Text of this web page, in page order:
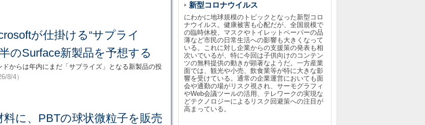
が仕掛ける“サプライ
のSurface新製品を予想する
からは年内にまだ「サプライズ」となる新製品の投
8/4）
に、PBTの球状微粒子を販売
新型コロナウイルス
にわかに地球規模のトピックとなった新型コロ
ナウイルス。健康被害も心配だが、全国規模で
の臨時休校、マスクやトイレットペーパーの品
薄など市民の日常生活への影響も大きくなって
いる。これに対し企業からの支援策の発表も相
次いでいるが、特に今回は子供向けのコンテン
ツの無料提供の動きが顕著なようだ。一方産業
面では、観光や小売、飲食業等が特に大きな影
響を受けている。通常の企業運営においても面
会や通勤の場がリスク視され、サーモグラフィ
やWeb会議ツールの活用、テレワークの実現な
どテクノロジーによるリスク回避策への注目が
高まっている。